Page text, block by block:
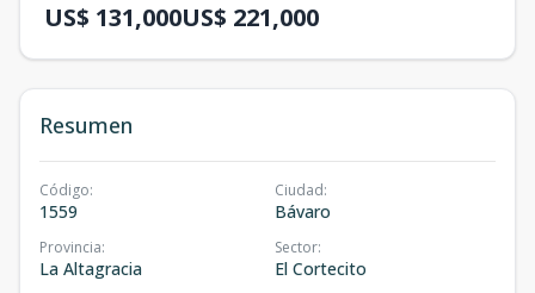
US$ 131,000US$ 221,000
Resumen
Código:
1559
Ciudad:
Bávaro
Provincia:
La Altagracia
Sector:
El Cortecito